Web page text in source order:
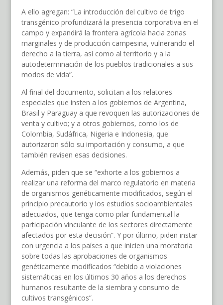
A ello agregan: “La introducción del cultivo de trigo
transgénico profundizará la presencia corporativa en el
campo y expandirá la frontera agrícola hacia zonas
marginales y de producción campesina, vulnerando el
derecho a la tierra, así como al territorio y a la
autodeterminación de los pueblos tradicionales a sus
modos de vida”.
Al final del documento, solicitan a los relatores
especiales que insten a los gobiernos de Argentina,
Brasil y Paraguay a que revoquen las autorizaciones de
venta y cultivo; y a otros gobiernos, como los de
Colombia, Sudáfrica, Nigeria e Indonesia, que
autorizaron sólo su importación y consumo, a que
también revisen esas decisiones.
Además, piden que se “exhorte a los gobiernos a
realizar una reforma del marco regulatorio en materia
de organismos genéticamente modificados, según el
principio precautorio y los estudios socioambientales
adecuados, que tenga como pilar fundamental la
participación vinculante de los sectores directamente
afectados por esta decisión”. Y por último, piden instar
con urgencia a los países a que inicien una moratoria
sobre todas las aprobaciones de organismos
genéticamente modificados “debido a violaciones
sistemáticas en los últimos 30 años a los derechos
humanos resultante de la siembra y consumo de
cultivos transgénicos”.